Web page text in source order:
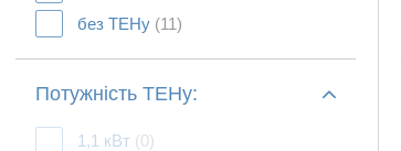
без ТЕНу (11)
Потужність ТЕНу:
1,1 кВт (0)